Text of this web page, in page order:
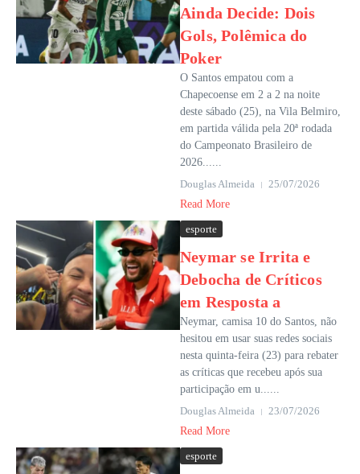
Ainda Decide: Dois
Gols, Polêmica do
Poker
O Santos empatou com a
Chapecoense em 2 a 2 na noite
deste sábado (25), na Vila Belmiro,
em partida válida pela 20ª rodada
do Campeonato Brasileiro de
2026......
Douglas Almeida
25/07/2026
Read More
esporte
Neymar se Irrita e
Debocha de Críticos
em Resposta a
Neymar, camisa 10 do Santos, não
hesitou em usar suas redes sociais
nesta quinta-feira (23) para rebater
as críticas que recebeu após sua
participação em u......
Douglas Almeida
23/07/2026
Read More
esporte